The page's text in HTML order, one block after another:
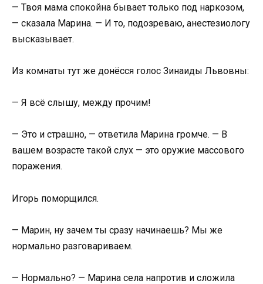
— Твоя мама спокойна бывает только под наркозом,
— сказала Марина. — И то, подозреваю, анестезиологу
высказывает.
Из комнаты тут же донёсся голос Зинаиды Львовны:
— Я всё слышу, между прочим!
— Это и страшно, — ответила Марина громче. — В
вашем возрасте такой слух — это оружие массового
поражения.
Игорь поморщился.
— Марин, ну зачем ты сразу начинаешь? Мы же
нормально разговариваем.
— Нормально? — Марина села напротив и сложила